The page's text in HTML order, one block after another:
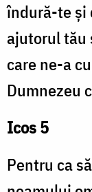
îndură-te și
ajutorul tău
care ne-a
Dumnezeu
Icos 5
Pentru ca